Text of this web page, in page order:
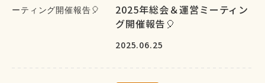
2025年総会＆運営ミーティン
グ開催報告🎈
2025.06.25